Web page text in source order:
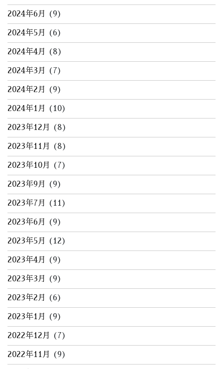
2024年6月 (9)
2024年5月 (6)
2024年4月 (8)
2024年3月 (7)
2024年2月 (9)
2024年1月 (10)
2023年12月 (8)
2023年11月 (8)
2023年10月 (7)
2023年9月 (9)
2023年7月 (11)
2023年6月 (9)
2023年5月 (12)
2023年4月 (9)
2023年3月 (9)
2023年2月 (6)
2023年1月 (9)
2022年12月 (7)
2022年11月 (9)